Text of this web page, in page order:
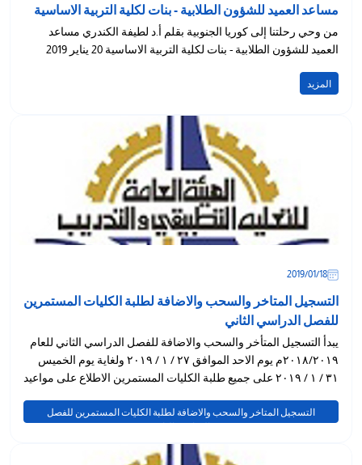
مساعد العميد للشؤون الطلابية - بنات لكلية التربية الاساسية
من وحي رحلتنا إلى كوريا الجنوبية بقلم أ.د لطيفة الكندري مساعد
العميد للشؤون الطلابية - بنات لكلية التربية الاساسية 20 يناير 2019
المزيد
18‏/01‏/2019
التسجيل المتاخر والسحب والاضافة لطلبة الكليات المستمرين
للفصل الدراسي الثاني
يبدأ التسجيل المتأخر والسحب والاضافة للفصل الدراسي الثاني للعام
٢٠١٨/٢٠١٩م يوم الاحد الموافق ٢٧ / ١ / ٢٠١٩ ولغاية يوم الخميس
٣١ / ١ / ٢٠١٩ على جميع طلبة الكليات المستمرين الاطلاع على مواعيد
التسجيل المتاخر والسحب والاضافة لطلبة الكليات المستمرين للفصل
الدراسي الثاني